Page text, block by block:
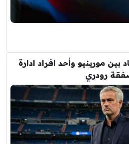
مورينيو وأحد افراد ادارة
رودري